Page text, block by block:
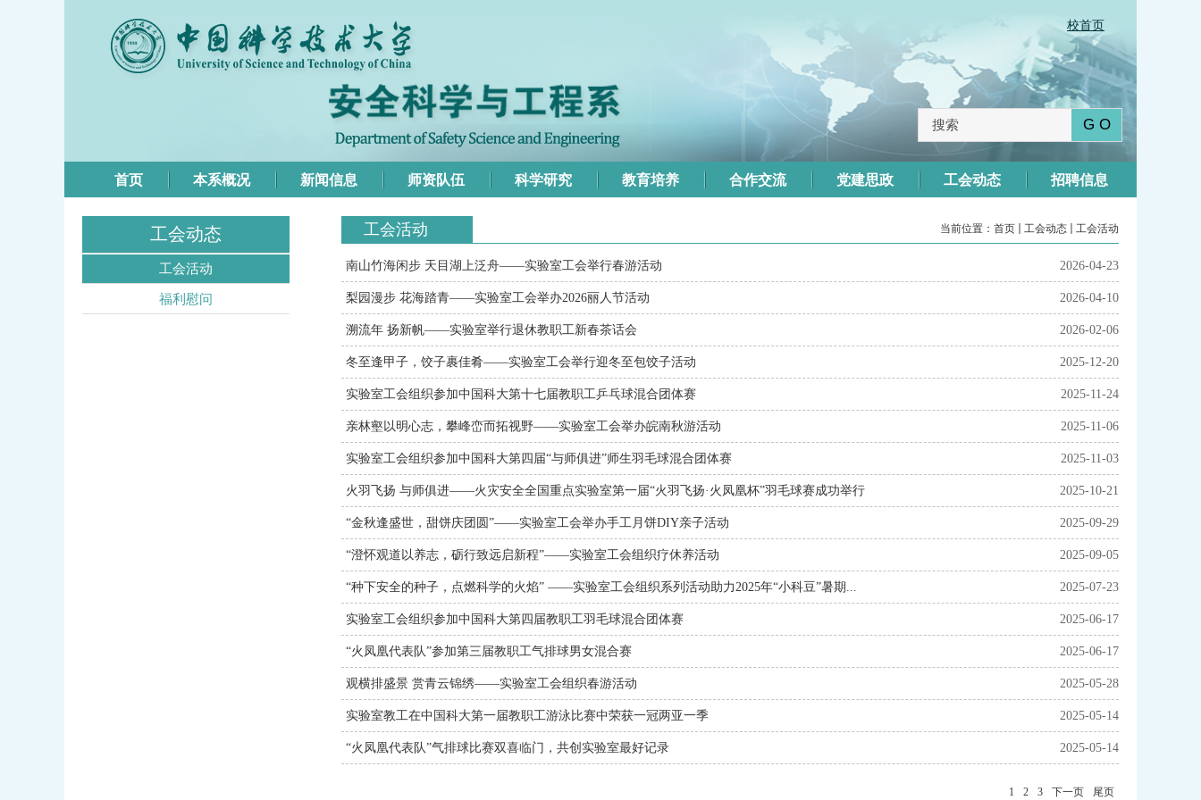
校首页
首页 本系概况 新闻信息 师资队伍 科学研究 教育培养 合作交流 党建思政 工会动态 招聘信息
工会动态
工会活动
福利慰问
工会活动 当前位置： 首页 工会动态 工会活动
南山竹海闲步 天目湖上泛舟——实验室工会举行春游活动 2026-04-23
梨园漫步 花海踏青——实验室工会举办2026丽人节活动 2026-04-10
溯流年 扬新帆——实验室举行退休教职工新春茶话会 2026-02-06
冬至逢甲子，饺子裹佳肴——实验室工会举行迎冬至包饺子活动 2025-12-20
实验室工会组织参加中国科大第十七届教职工乒乓球混合团体赛 2025-11-24
亲林壑以明心志，攀峰峦而拓视野——实验室工会举办皖南秋游活动 2025-11-06
实验室工会组织参加中国科大第四届“与师俱进”师生羽毛球混合团体赛 2025-11-03
火羽飞扬 与师俱进——火灾安全全国重点实验室第一届“火羽飞扬·火凤凰杯”羽毛球赛成功举行 2025-10-21
“金秋逢盛世，甜饼庆团圆”——实验室工会举办手工月饼DIY亲子活动 2025-09-29
“澄怀观道以养志，砺行致远启新程”——实验室工会组织疗休养活动 2025-09-05
“种下安全的种子，点燃科学的火焰” ——实验室工会组织系列活动助力2025年“小科豆”暑期... 2025-07-23
实验室工会组织参加中国科大第四届教职工羽毛球混合团体赛 2025-06-17
“火凤凰代表队”参加第三届教职工气排球男女混合赛 2025-06-17
观横排盛景 赏青云锦绣——实验室工会组织春游活动 2025-05-28
实验室教工在中国科大第一届教职工游泳比赛中荣获一冠两亚一季 2025-05-14
“火凤凰代表队”气排球比赛双喜临门，共创实验室最好记录 2025-05-14
1 2 3 下一页 尾页